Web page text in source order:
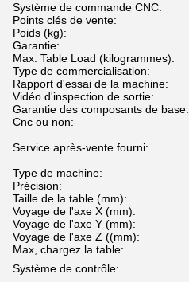
Système de commande CNC:
Points clés de vente:
Poids (kg):
Garantie:
Max. Table Load (kilogrammes):
Type de commercialisation:
Rapport d'essai de la machine:
Vidéo d'inspection de sortie:
Garantie des composants de base:
Cnc ou non:
Service après-vente fourni:
Type de machine:
Précision:
Taille de la table (mm):
Voyage de l'axe X (mm):
Voyage de l'axe Y (mm):
Voyage de l'axe Z ((mm):
Max, chargez la table:
Système de contrôle: